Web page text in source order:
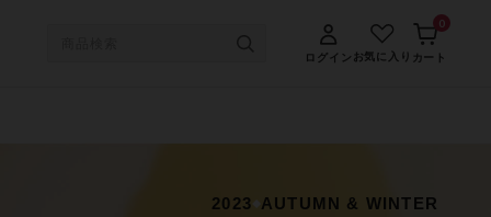
ログイン お気に入り カート
0
2023 AUTUMN & WINTER